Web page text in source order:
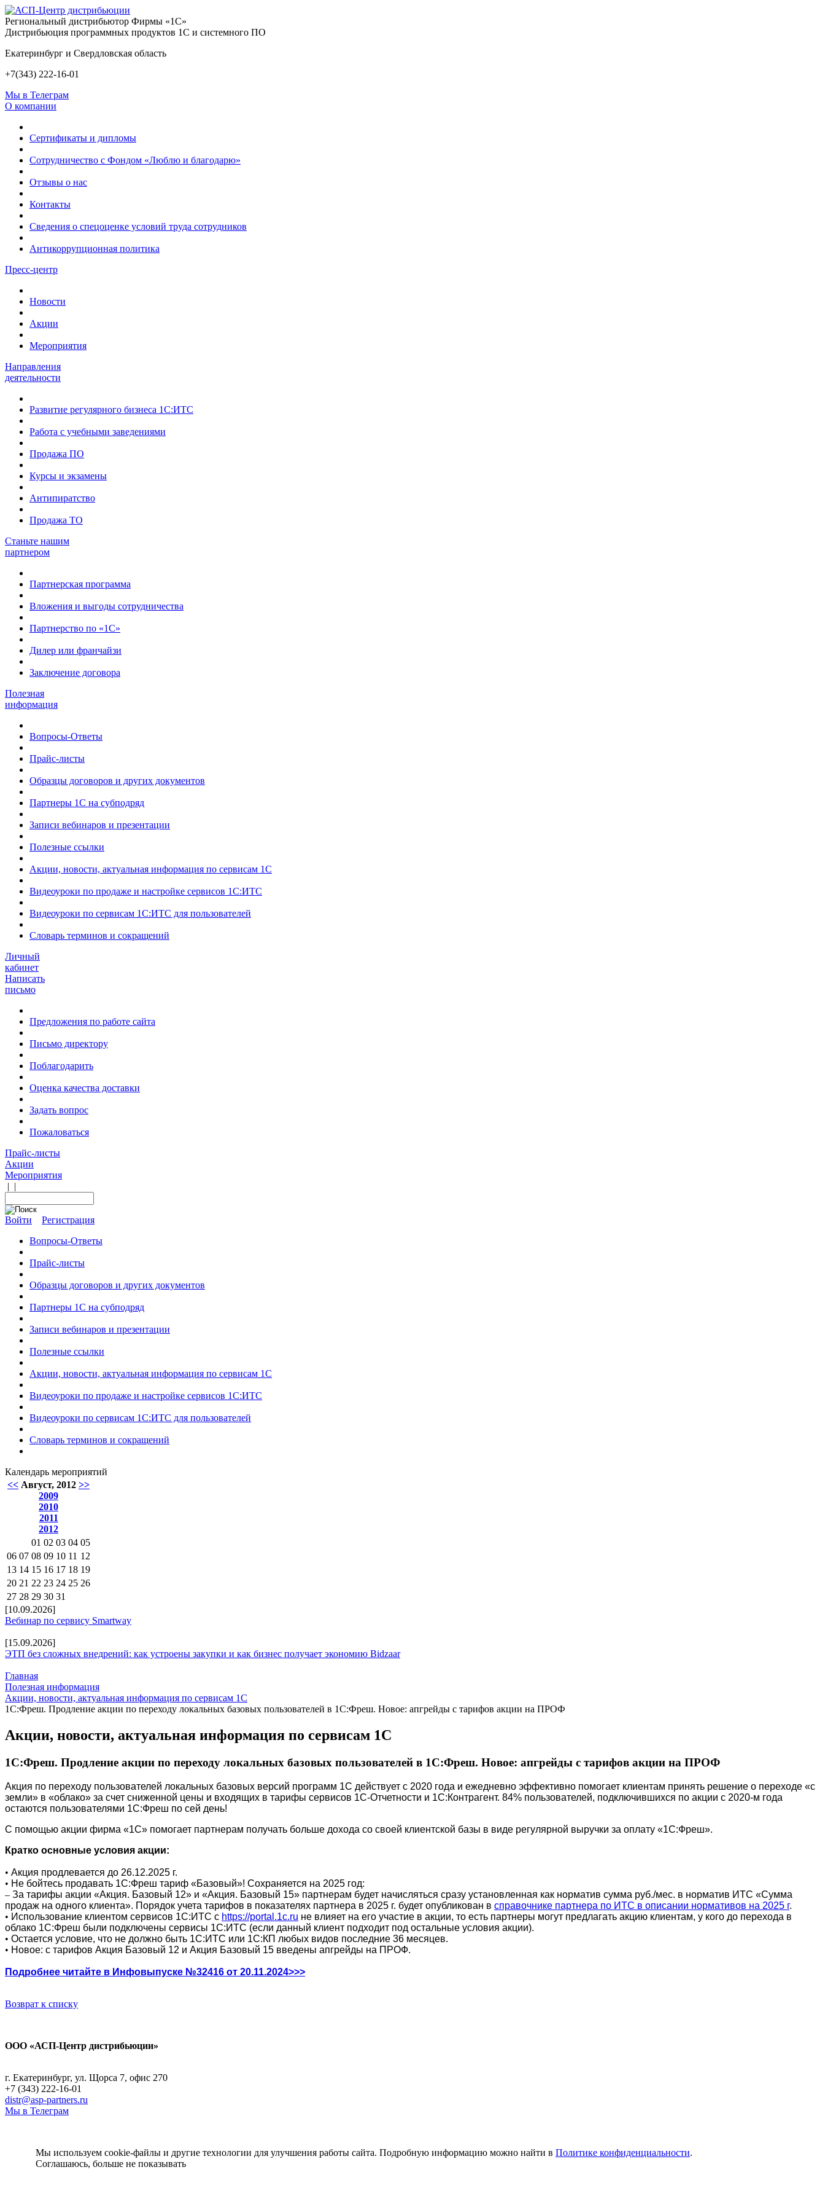
Региональный дистрибьютор Фирмы «1С»
Дистрибьюция программных продуктов 1С и системного ПО
Екатеринбург и Свердловская область
+7(343) 222-16-01
Мы в Телеграм
О компании
Сертификаты и дипломы
Сотрудничество с Фондом «Люблю и благодарю»
Отзывы о нас
Контакты
Сведения о спецоценке условий труда сотрудников
Антикоррупционная политика
Пресс-центр
Новости
Акции
Мероприятия
Направления
деятельности
Развитие регулярного бизнеса 1С:ИТС
Работа с учебными заведениями
Продажа ПО
Курсы и экзамены
Антипиратство
Продажа ТО
Станьте нашим
партнером
Партнерская программа
Вложения и выгоды сотрудничества
Партнерство по «1С»
Дилер или франчайзи
Заключение договора
Полезная
информация
Вопросы-Ответы
Прайс-листы
Образцы договоров и других документов
Партнеры 1С на субподряд
Записи вебинаров и презентации
Полезные ссылки
Акции, новости, актуальная информация по сервисам 1С
Видеоуроки по продаже и настройке сервисов 1С:ИТС
Видеоуроки по сервисам 1С:ИТС для пользователей
Словарь терминов и сокращений
Личный
кабинет
Написать
письмо
Предложения по работе сайта
Письмо директору
Поблагодарить
Оценка качества доставки
Задать вопрос
Пожаловаться
Прайс-листы
Акции
Мероприятия
| |
Войти
Регистрация
Вопросы-Ответы
Прайс-листы
Образцы договоров и других документов
Партнеры 1С на субподряд
Записи вебинаров и презентации
Полезные ссылки
Акции, новости, актуальная информация по сервисам 1С
Видеоуроки по продаже и настройке сервисов 1С:ИТС
Видеоуроки по сервисам 1С:ИТС для пользователей
Словарь терминов и сокращений
Календарь мероприятий
<< Август, 2012 >>
2009
2010
2011
2012
01 02 03 04 05
06 07 08 09 10 11 12
13 14 15 16 17 18 19
20 21 22 23 24 25 26
27 28 29 30 31
[10.09.2026]
Вебинар по сервису Smartway
[15.09.2026]
ЭТП без сложных внедрений: как устроены закупки и как бизнес получает экономию Bidzaar
Главная
Полезная информация
Акции, новости, актуальная информация по сервисам 1С
1С:Фреш. Продление акции по переходу локальных базовых пользователей в 1С:Фреш. Новое: апгрейды с тарифов акции на ПРОФ
Акции, новости, актуальная информация по сервисам 1С
1С:Фреш. Продление акции по переходу локальных базовых пользователей в 1С:Фреш. Новое: апгрейды с тарифов акции на ПРОФ
Акция по переходу пользователей локальных базовых версий программ 1С действует с 2020 года и ежедневно эффективно помогает клиентам принять решение о переходе «с
земли» в «облако» за счет сниженной цены и входящих в тарифы сервисов 1С-Отчетности и 1С:Контрагент. 84% пользователей, подключившихся по акции с 2020-м года
остаются пользователями 1С:Фреш по сей день!
С помощью акции фирма «1С» помогает партнерам получать больше дохода со своей клиентской базы в виде регулярной выручки за оплату «1С:Фреш».
Кратко основные условия акции:
• Акция продлевается до 26.12.2025 г.
• Не бойтесь продавать 1С:Фреш тариф «Базовый»! Сохраняется на 2025 год:
– За тарифы акции «Акция. Базовый 12» и «Акция. Базовый 15» партнерам будет начисляться сразу установленная как норматив сумма руб./мес. в норматив ИТС «Сумма
продаж на одного клиента». Порядок учета тарифов в показателях партнера в 2025 г. будет опубликован в справочнике партнера по ИТС в описании нормативов на 2025 г.
• Использование клиентом сервисов 1С:ИТС с https://portal.1c.ru не влияет на его участие в акции, то есть партнеры могут предлагать акцию клиентам, у кого до перехода в
облако 1С:Фреш были подключены сервисы 1С:ИТС (если данный клиент подходит под остальные условия акции).
• Остается условие, что не должно быть 1С:ИТС или 1С:КП любых видов последние 36 месяцев.
• Новое: с тарифов Акция Базовый 12 и Акция Базовый 15 введены апгрейды на ПРОФ.
Подробнее читайте в Инфовыпуске №32416 от 20.11.2024>>>
Возврат к списку
ООО «АСП-Центр дистрибьюции»
г. Екатеринбург, ул. Щорса 7, офис 270
+7 (343) 222-16-01
distr@asp-partners.ru
Мы в Телеграм
Мы используем cookie-файлы и другие технологии для улучшения работы сайта. Подробную информацию можно найти в Политике конфиденциальности.
Соглашаюсь, больше не показывать